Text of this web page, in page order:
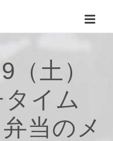
（土）
イム
当のメ